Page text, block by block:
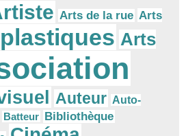
Arts de la rue Arts
Arts
Auteur Auto-
Batteur Bibliothèque